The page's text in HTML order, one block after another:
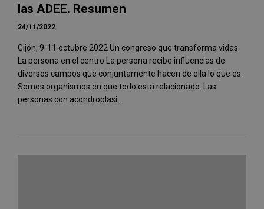
las ADEE. Resumen
24/11/2022
Gijón, 9-11 octubre 2022 Un congreso que transforma vidas
La persona en el centro La persona recibe influencias de
diversos campos que conjuntamente hacen de ella lo que es.
Somos organismos en que todo está relacionado. Las
personas con acondroplasi...